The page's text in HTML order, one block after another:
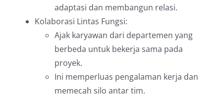
adaptasi dan membangun relasi.
Kolaborasi Lintas Fungsi:
Ajak karyawan dari departemen yang
berbeda untuk bekerja sama pada
proyek.
Ini memperluas pengalaman kerja dan
memecah silo antar tim.